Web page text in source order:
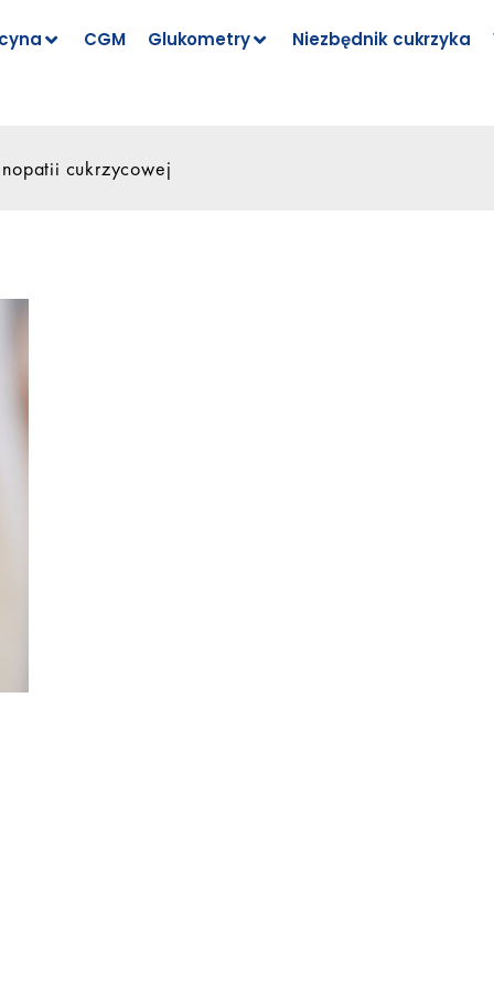
CGM Glukometry Niezbędnik cukrzyka
cukrzycowej